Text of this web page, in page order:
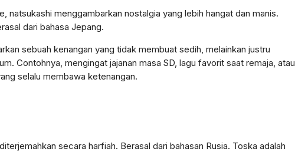
natsukashi menggambarkan nostalgia yang lebih hangat dan manis.
dari bahasa Jepang.
sebuah kenangan yang tidak membuat sedih, melainkan justru
Contohnya, mengingat jajanan masa SD, lagu favorit saat remaja, atau
selalu membawa ketenangan.
secara harfiah. Berasal dari bahasan Rusia. Toska adalah